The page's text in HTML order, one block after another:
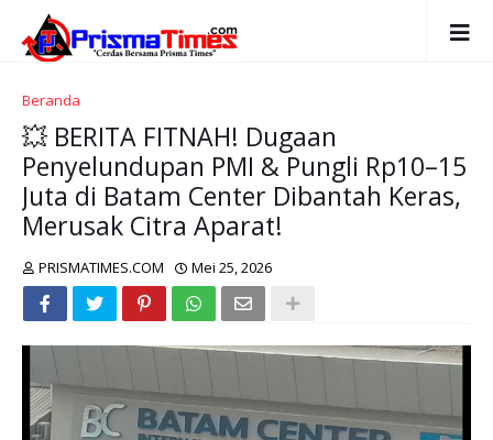
Beranda
💥 BERITA FITNAH! Dugaan
Penyelundupan PMI & Pungli Rp10–15
Juta di Batam Center Dibantah Keras,
Merusak Citra Aparat!
PRISMATIMES.COM Mei 25, 2026